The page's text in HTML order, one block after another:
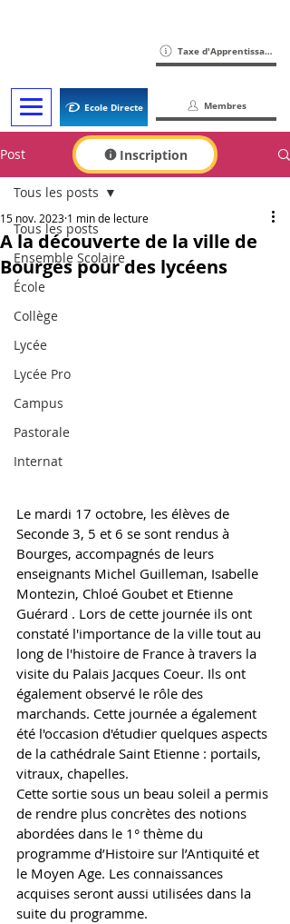
Ecole Directe
Taxe d'Apprentissage
Membres
Inscription
Post
Tous les posts
Ensemble Scolaire
École
Collège
Lycée
Lycée Pro
Campus
Pastorale
Internat
Tous les posts
A la découverte de la ville de
Bourges pour des lycéens
15 nov. 2023 1 min de lecture
Le mardi 17 octobre, les élèves de
Seconde 3, 5 et 6 se sont rendus à
Bourges, accompagnés de leurs
enseignants Michel Guilleman, Isabelle
Montezin, Chloé Goubet et Etienne
Guérard . Lors de cette journée ils ont
constaté l'importance de la ville tout au
long de l'histoire de France à travers la
visite du Palais Jacques Coeur. Ils ont
également observé le rôle des
marchands. Cette journée a également
été l'occasion d'étudier quelques aspects
de la cathédrale Saint Etienne : portails,
vitraux, chapelles.
Cette sortie sous un beau soleil a permis
de rendre plus concrètes des notions
abordées dans le 1° thème du
programme d’Histoire sur l’Antiquité et
le Moyen Age. Les connaissances
acquises seront aussi utilisées dans la
suite du programme.